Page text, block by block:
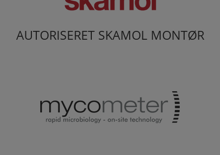
AUTORISERET SKAMOL MONTØR